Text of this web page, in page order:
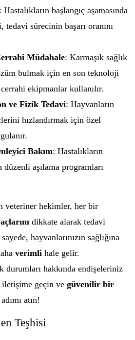
: Hastalıkların başlangıç aşamasında
tedavi sürecinin başarı oranını
Müdahale: Karmaşık sağlık
bulmak için en son teknoloji
ekipmanlar kullanılır.
ve Fizik Tedavi: Hayvanların
hızlandırmak için özel
Bakım: Hastalıkların
aşılama programları
veteriner hekimler, her bir
dikkate alarak tedavi
hayvanlarınızın sağlığına
verimli hale gelir.
durumları hakkında endişeleriniz
geçin ve güvenilir bir
atın!
Teşhisi